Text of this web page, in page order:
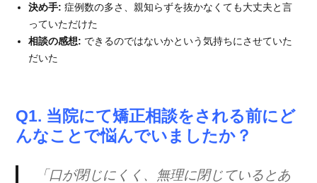
決め手: 症例数の多さ、親知らずを抜かなくても大丈夫と言
っていただけた
相談の感想: できるのではないかという気持ちにさせていた
だいた
Q1. 当院にて矯正相談をされる前にど
んなことで悩んでいましたか？
「口が閉じにくく、無理に閉じているとあ